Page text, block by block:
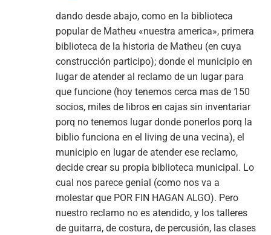
dando desde abajo, como en la biblioteca
popular de Matheu «nuestra america», primera
biblioteca de la historia de Matheu (en cuya
construcción participo); donde el municipio en
lugar de atender al reclamo de un lugar para
que funcione (hoy tenemos cerca mas de 150
socios, miles de libros en cajas sin inventariar
porq no tenemos lugar donde ponerlos porq la
biblio funciona en el living de una vecina), el
municipio en lugar de atender ese reclamo,
decide crear su propia biblioteca municipal. Lo
cual nos parece genial (como nos va a
molestar que POR FIN HAGAN ALGO). Pero
nuestro reclamo no es atendido, y los talleres
de guitarra, de costura, de percusión, las clases